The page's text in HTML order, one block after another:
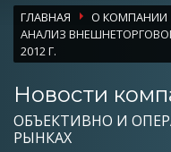
ГЛАВНАЯ О КОМПАНИИ
АНАЛИЗ
2012 Г.
Новости
ОБЪЕКТИВНО И
РЫНКАХ